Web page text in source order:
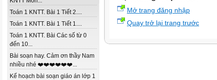
Toán 1 KNTT. Bài 1 Tiết 2....
Toán 1 KNTT. Bài 1 Tiết 1....
Toán 1 KNTT. Bài Các số từ 0
đến 10...
Bài soạn hay. Cảm ơn thầy Nam
nhiều nhé ❤️❤️❤️❤️❤️❤️...
Kế hoạch bài soạn giáo án lớp 1
Mở trang đăng nhập
Quay trở lại trang trước